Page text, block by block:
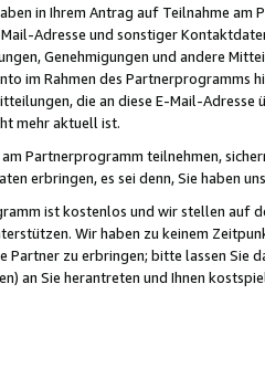
in Ihrem Antrag auf Teilnahme
Adresse und sonstiger
Genehmigungen und andere
im Rahmen des Partnerprogramms
die an diese E-Mail-
mehr aktuell ist.
Partnerprogramm teilnehmen,
erbringen, es sei denn, Sie haben
ist kostenlos und wir stellen auf
Wir haben zu keinem
Partner zu erbringen; bitte lassen Sie
an Sie herantreten und Ihnen